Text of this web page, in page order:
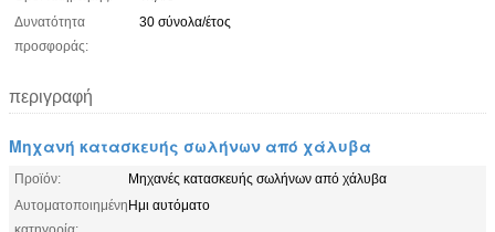
Δυνατότητα
προσφοράς:
30 σύνολα/έτος
περιγραφή
Μηχανή κατασκευής σωλήνων από χάλυβα
Προϊόν:
Μηχανές κατασκευής σωλήνων από χάλυβα
ΑυτοματοποιημένηΗμι αυτόματο